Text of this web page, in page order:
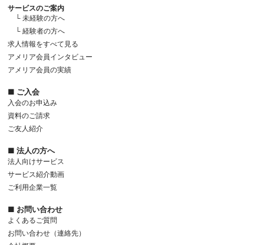
サービスのご案内
└ 未経験の方へ
└ 経験者の方へ
求人情報をすべて見る
アメリア会員インタビュー
アメリア会員の実績
■ ご入会
入会のお申込み
資料のご請求
ご友人紹介
■ 法人の方へ
法人向けサービス
サービス紹介動画
ご利用企業一覧
■ お問い合わせ
よくあるご質問
お問い合わせ（連絡先）